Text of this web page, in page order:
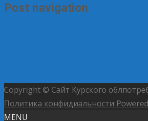
Post navigation
Copyright © Сайт Курского
Политика конфидиальности
MENU